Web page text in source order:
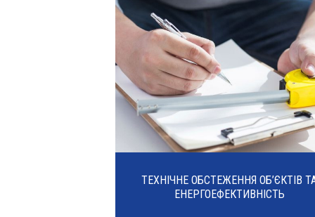
ТЕХНІЧНЕ ОБСТЕЖЕННЯ ОБ’ЄКТІВ
ЕНЕРГОЕФЕКТИВНІСТЬ